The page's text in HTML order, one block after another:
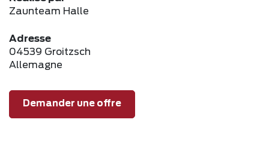
Zaunteam Halle
Adresse
04539 Groitzsch
Allemagne
Demander une offre